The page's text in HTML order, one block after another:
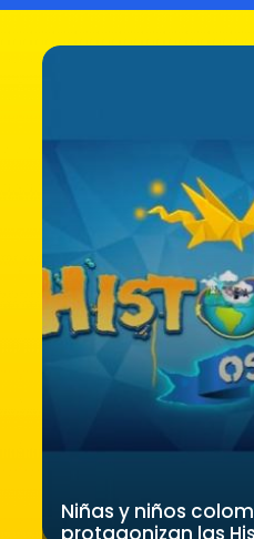
Niñas y niños
protagonizan las